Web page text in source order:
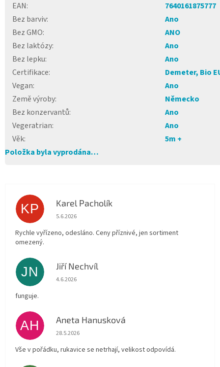
EAN:
7640161875777
Bez barviv:
Ano
Bez GMO:
ANO
Bez laktózy:
Ano
Bez lepku:
Ano
Certifikace:
Demeter, Bio
Vegan:
Ano
Země výroby:
Německo
Bez konzervantů:
Ano
Vegeratrian:
Ano
Věk:
5m +
Položka byla vyprodána…
KP Karel Pacholík
Hodnocení obchodu je 4 z 5 hvězdiček.
5.6.2026
Rychle vyřízeno, odesláno. Ceny příznivé, jen sortiment
omezený.
JN Jiří Nechvíl
Hodnocení obchodu je 5 z 5 hvězdiček.
4.6.2026
funguje.
AH Aneta Hanusková
Hodnocení obchodu je 5 z 5 hvězdiček.
28.5.2026
Vše v pořádku, rukavice se netrhají, velikost odpovídá.